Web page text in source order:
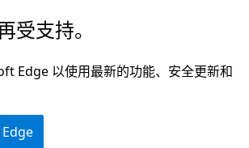
受支持。
Edge 以使用最新的功能、安全更新和